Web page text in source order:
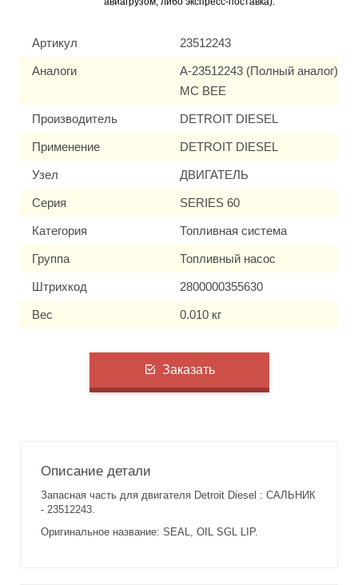
Артикул 23512243
Аналоги
A-23512243 (Полный аналог)
MC BEE
Производитель DETROIT DIESEL
Применение DETROIT DIESEL
Узел ДВИГАТЕЛЬ
Серия SERIES 60
Категория Топливная система
Группа Топливный насос
Штрихкод 2800000355630
Вес 0.010 кг
Заказать
Описание детали
Запасная часть для двигателя Detroit Diesel : САЛЬНИК
- 23512243.
Оригинальное название: SEAL, OIL SGL LIP.